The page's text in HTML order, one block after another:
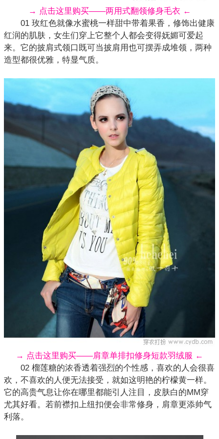
→ 点击这里购买——两用式翻领修身毛衣 ←
01 玫红色就像水蜜桃一样甜中带着果香，修饰出健康
红润的肌肤，女生们穿上它整个人都会变得妩媚可爱起
来。它的披肩式领口既可当披肩用也可摆弄成堆领，两种
造型都很优雅，特显气质。
→ 点击这里购买——肩章单排扣修身短款羽绒服 ←
02 榴莲糖的浓香透着强烈的个性感，喜欢的人会很喜
欢，不喜欢的人便无法接受，就如这明艳的柠檬黄一样。
它的高贵气息让你在哪里都能引人注目，皮肤白的MM穿
尤其好看。若前襟扣上纽扣便会非常修身，肩章更添帅气
利落。